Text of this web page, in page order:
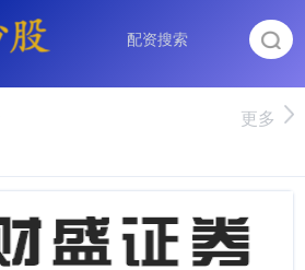
更多